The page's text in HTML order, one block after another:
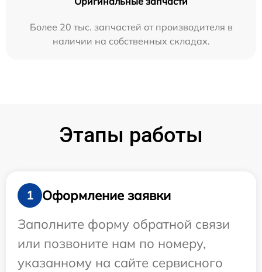
Более 20 тыс. запчастей от производителя в
наличии на собственных складах.
Этапы работы
1
Оформление заявки
Заполните форму обратной связи
или позвоните нам по номеру,
указанному на сайте сервисного